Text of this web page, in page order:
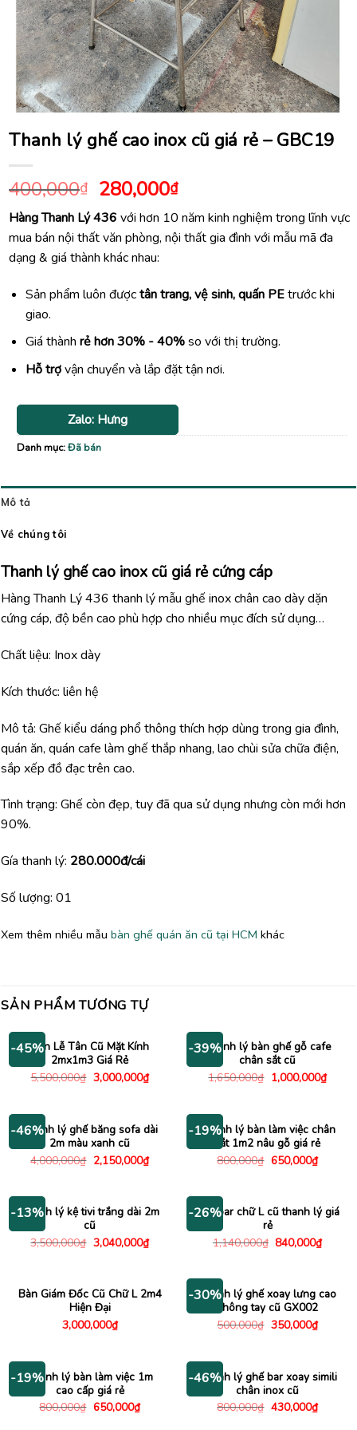
Thanh lý ghế cao inox cũ giá rẻ – GBC19
400,000₫ Giá
gốc
là:
400,000₫.
280,000₫Giá
hiện
tại
là:
Hàng Thanh Lý 436 với hơn 10 năm kinh nghiệm trong lĩnh vực
mua bán nội thất văn phòng, nội thất gia đình với mẫu mã đa
dạng & giá thành khác nhau:
Sản phẩm luôn đượctân trang, vệ sinh, quấn PEtrước khi
giao.
Giá thành rẻ hơn 30% - 40%so với thị trường.
Hỗ trợvận chuyển và lắp đặt tận nơi.
Zalo: Hưng
Danh mục:Đã bán
Mô tả
Về chúng tôi
Thanh lý ghế cao inox cũ giá rẻ cứng cáp
Hàng Thanh Lý 436 thanh lý mẫu ghế inox chân cao dày dặn
cứng cáp, độ bền cao phù hợp cho nhiều mục đích sử dụng…
Chất liệu: Inox dày
Kích thước: liên hệ
Mô tả: Ghế kiểu dáng phổ thông thích hợp dùng trong gia đình,
quán ăn, quán cafe làm ghế thắp nhang, lao chùi sửa chữa điện,
sắp xếp đồ đạc trên cao.
Tình trạng: Ghế còn đẹp, tuy đã qua sử dụng nhưng còn mới hơn
90%.
Gía thanh lý: 280.000đ/cái
Số lượng: 01
Xem thêm nhiều mẫu bàn ghế quán ăn cũ tại HCM khác
SẢN PHẨM TƯƠNG TỰ
-45%Bàn Lễ Tân Cũ Mặt Kính
2mx1m3 Giá Rẻ
5,500,000₫ Giá
gốc
3,000,000₫Giá
hiện
3,000,000₫.
-39%Thanh lý bàn ghế gỗ cafe
chân sắt cũ
1,650,000₫ Giá
gốc
1,000,000₫Giá
hiện
-46%
Thanh lý ghế băng sofa dài
2m màu xanh cũ
4,000,000₫ Giá
gốc
2,150,000₫Giá
hiện
2,150,000₫.
-19%
Thanh lý bàn làm việc chân
sắt 1m2 nâu gỗ giá rẻ
800,000₫ Giá
650,000₫Giá
hiện
-13%
Thanh lý kệ tivi trắng dài 2m
cũ
3,500,000₫ Giá
gốc
3,040,000₫Giá
hiện
3,040,000₫.
-26%
Bàn bar chữ L cũ thanh lý giá
rẻ
1,140,000₫ Giá
840,000₫Giá
hiện
Bàn Giám Đốc Cũ Chữ L 2m4
Hiện Đại
3,000,000₫
-30%
Thanh lý ghế xoay lưng cao
không tay cũ GX002
500,000₫ Giá
350,000₫Giá
hiện
-19%Thanh lý bàn làm việc 1m
cao cấp giá rẻ
800,000₫ Giá
650,000₫Giá
hiện
-46%
Thanh lý ghế bar xoay simili
chân inox cũ
800,000₫ Giá
430,000₫Giá
hiện